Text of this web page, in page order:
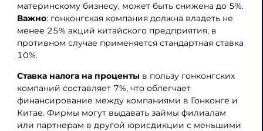
материнскому бизнесу, может быть снижена до 5%.
Важно: гонконгская компания должна владеть не
менее 25% акций китайского предприятия, в
противном случае применяется стандартная ставка
10%​.
Ставка налога на проценты в пользу гонконгских
компаний составляет 7%, что облегчает
финансирование между компаниями в Гонконге и
Китае. Фирмы могут выдавать займы филиалам
или партнерам в другой юрисдикции с меньшими